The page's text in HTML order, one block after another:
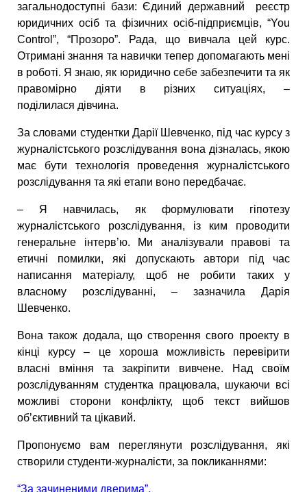
загальнодоступні бази: Єдиний державний реєстр
юридичних осіб та фізичних осіб-підприємців, “You
Control”, “Прозоро”. Рада, що вивчала цей курс.
Отримані знання та навички тепер допомагають мені
в роботі. Я знаю, як юридично себе забезпечити та як
правомірно діяти в різних ситуаціях, –
поділилася дівчина.
За словами студентки Дарії Шевченко, під час курсу з
журналістського розслідування вона дізналась, якою
має бути технологія проведення журналістського
розслідування та які етапи воно передбачає.
– Я навчилась, як формулювати гіпотезу
журналістського розслідування, із ким проводити
генеральне інтерв’ю. Ми аналізували правові та
етичні помилки, які допускають автори під час
написання матеріалу, щоб не робити таких у
власному розслідуванні, – зазначила Дарія
Шевченко.
Вона також додала, що створення свого проекту в
кінці курсу – це хороша можливість перевірити
власні вміння та закріпити вивчене. Над своїм
розслідуванням студентка працювала, шукаючи всі
можливі сторони конфлікту, щоб текст вийшов
об’єктивний та цікавий.
Пропонуємо вам переглянути розслідування, які
створили студенти-журналісти, за покликаннями:
“За зачиненими дверима”.